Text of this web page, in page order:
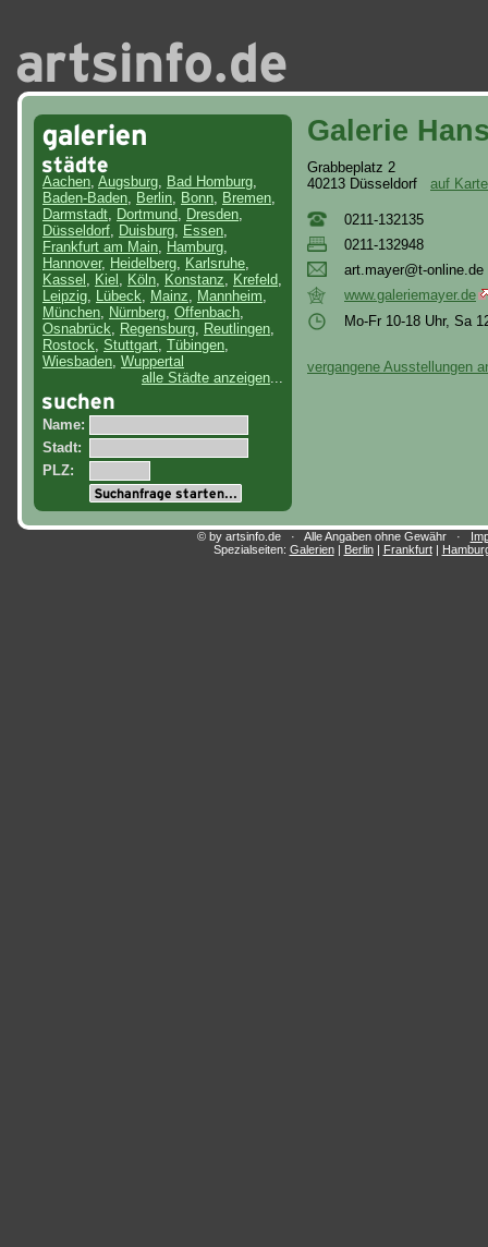
Aachen, Augsburg, Bad Homburg,
Baden-Baden, Berlin, Bonn, Bremen,
Darmstadt, Dortmund, Dresden,
Düsseldorf, Duisburg, Essen,
Frankfurt am Main, Hamburg,
Hannover, Heidelberg, Karlsruhe,
Kassel , Kiel , Köln, Konstanz, Krefeld,
Leipzig, Lübeck, Mainz, Mannheim,
München, Nürnberg, Offenbach,
Osnabrück, Regensburg, Reutlingen,
Rostock, Stuttgart, Tübingen,
Wiesbaden, Wuppertal
alle Städte anzeigen...
Name:
Stadt:
PLZ:
Galerie
Grabbeplatz 2
40213 Düsseldorf auf
0211-132135
0211-132948
art.mayer@t-onl ine.de
www.galeriemayer.de
Mo-Fr 10-18 Uhr, Sa
vergangene Ausstellungen
© by artsinfo.de · Alle Angaben ohne Gewähr ·
Spezialseiten: Galerien| Berlin| Frankfurt|